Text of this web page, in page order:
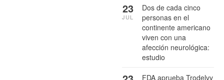
Dos de cada cinco
personas en el
continente americano
viven con una
afección neurológica:
estudio
23
JUL
FDA aprueba Trodelvy